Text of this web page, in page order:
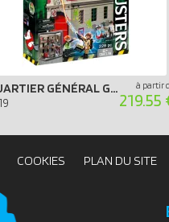
QUARTIER GÉNÉRAL GHOSTBUSTERS à partir
219.55
COOKIES PLAN DU SITE